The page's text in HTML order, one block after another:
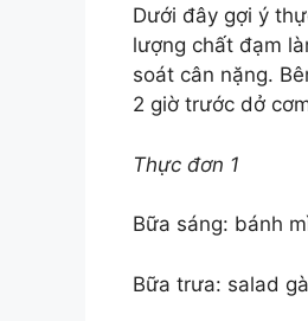
Dưới đây gợi ý
lượng chất đạm
soát cân nặng.
2 giờ trước dở
Thực đơn 1
Bữa sáng: bánh
Bữa trưa: salad